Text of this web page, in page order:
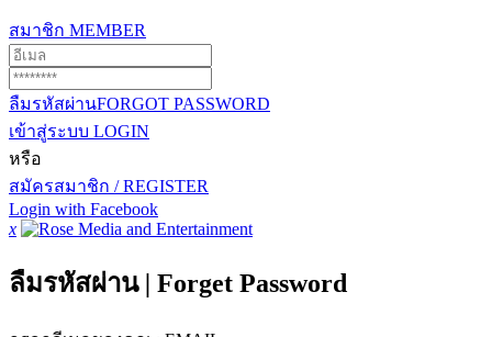
สมาชิก MEMBER
ลืมรหัสผ่านFORGOT PASSWORD
เข้าสู่ระบบ LOGIN
หรือ
สมัครสมาชิก / REGISTER
Login with Facebook
x
ลืมรหัสผ่าน | Forget Password